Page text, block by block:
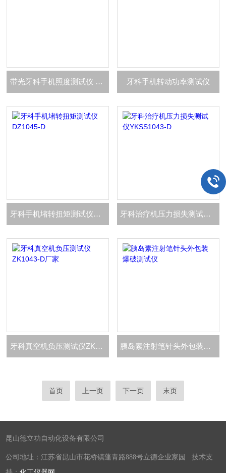
带光牙科手机照度测试仪 GZ1045-D 牙科手机转动功率测试仪
牙科手机堵转扭矩测试仪DZ1045-D 牙科治疗机压力损失测试仪YKSS1043-D
牙科真空机负压测试仪ZK1043-D厂家 胰岛素注射笔针头外包装爆破测试仪
首页 上一页 下一页 末页
昆山德立功自动化设备有限公司
公司地址：江苏省昆山市花桥镇蓬青路888号立德企业家园 技术支